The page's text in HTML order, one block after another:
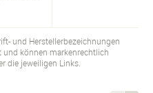
und Herstellerbezeichnungen
können markenrechtlich
die jeweiligen Links.